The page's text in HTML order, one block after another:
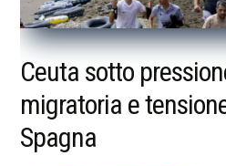
Ceuta sotto
migratoria e
Spagna